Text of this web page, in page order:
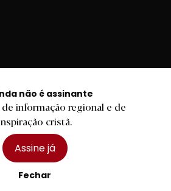
não é assinante
informação regional e de
cristã.
Assine já
Fechar